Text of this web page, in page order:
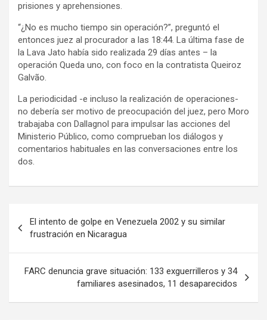
prisiones y aprehensiones.
“¿No es mucho tiempo sin operación?”, preguntó el
entonces juez al procurador a las 18:44. La última fase de
la Lava Jato había sido realizada 29 días antes – la
operación Queda uno, con foco en la contratista Queiroz
Galvão.
La periodicidad -e incluso la realización de operaciones-
no debería ser motivo de preocupación del juez, pero Moro
trabajaba con Dallagnol para impulsar las acciones del
Ministerio Público, como comprueban los diálogos y
comentarios habituales en las conversaciones entre los
dos.
v
a
El intento de golpe en Venezuela 2002 y su similar
frustración en Nicaragua
FARC denuncia grave situación: 133 exguerrilleros y 34
familiares asesinados, 11 desaparecidos